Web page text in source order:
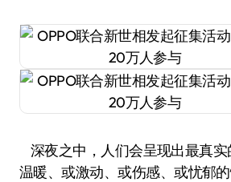
深夜之中，人们会呈现出最真实
温暖、或激动、或伤感、或忧郁